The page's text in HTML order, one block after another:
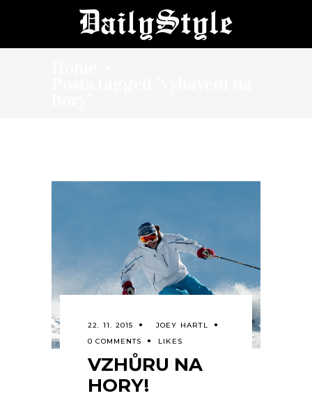
22. 11. 2015
JOEY HARTL
0 COMMENTS
LIKES
VZHŮRU NA
HORY!